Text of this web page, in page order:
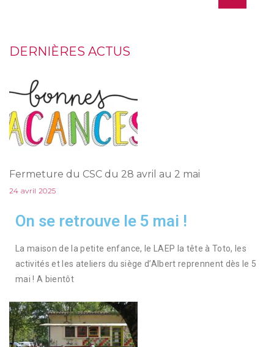
DERNIÈRES ACTUS
Fermeture du CSC du 28 avril au 2 mai
24 avril 2025
On se retrouve le 5 mai !
La maison de la petite enfance, le LAEP la tête à Toto, les
activités et les ateliers du siège d’Albert reprennent dès le 5
mai ! A bientôt